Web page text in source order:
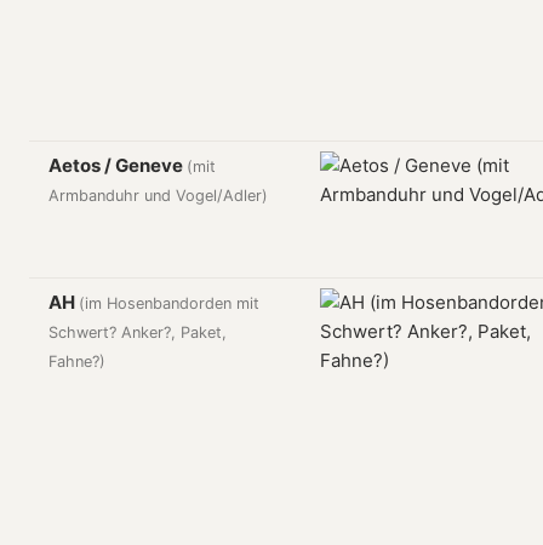
Aetos / Geneve (mit
Armbanduhr und Vogel/Adler)
AH (im Hosenbandorden mit
Schwert? Anker?, Paket,
Fahne?)